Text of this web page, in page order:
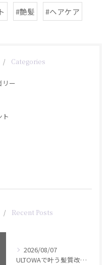
#艶髪 #ヘアケア
Categories
リー
ト
Recent Posts
2026/08/07
ULTOWAで叶う髪質改善美髪カラー【銀座・美容室WISTERIA】